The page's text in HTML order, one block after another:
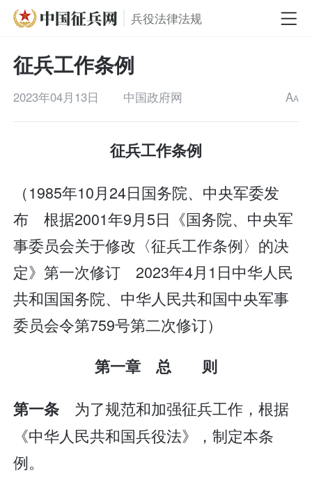
兵役法律法规
征兵工作条例
2023年04月13日 中国政府网 AA
征兵工作条例
（1985年10月24日国务院、中央军委发
布 根据2001年9月5日《国务院、中央军
事委员会关于修改〈征兵工作条例〉的决
定》第一次修订 2023年4月1日中华人民
共和国国务院、中华人民共和国中央军事
委员会令第759号第二次修订）
第一章 总 则
第一条 为了规范和加强征兵工作，根据
《中华人民共和国兵役法》，制定本条
例。